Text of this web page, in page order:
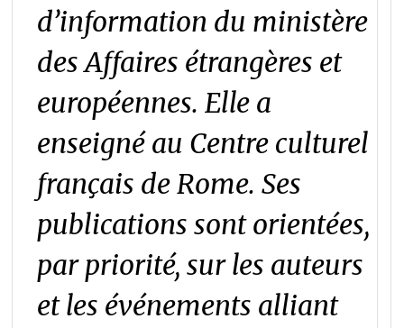
d’information du ministère
des Affaires étrangères et
européennes. Elle a
enseigné au Centre culturel
français de Rome. Ses
publications sont orientées,
par priorité, sur les auteurs
et les événements alliant